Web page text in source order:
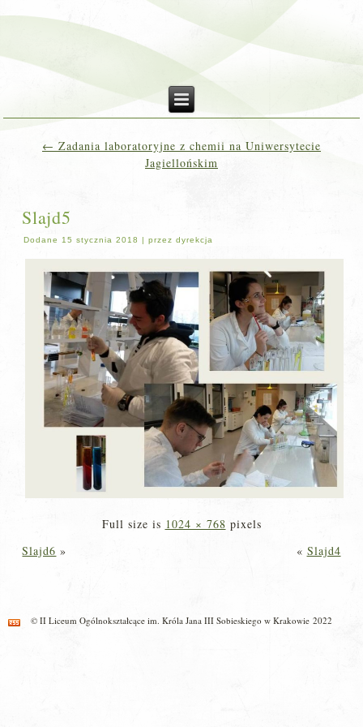
← Zadania laboratoryjne z chemii na Uniwersytecie
Jagiellońskim
Slajd5
Dodane 15 stycznia 2018 |przez dyrekcja
Full size is 1024 × 768 pixels
Slajd6 » « Slajd4
© II Liceum Ogólnokształcące im. Króla Jana III Sobieskiego w Krakowie 2022